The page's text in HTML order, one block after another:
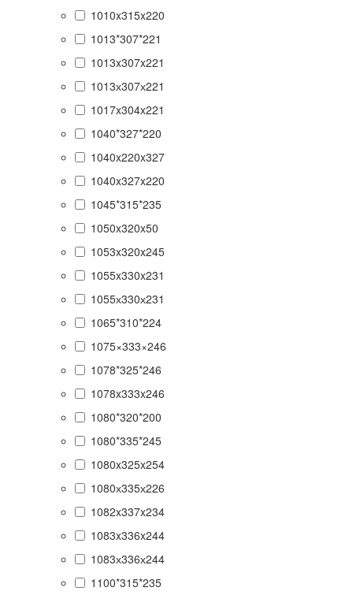
1010x315x220
1013*307*221
1013x307x221
1013х307х221
1017x304x221
1040*327*220
1040x220x327
1040x327x220
1045*315*235
1050x320x50
1053x320x245
1055x330x231
1055х330х231
1065*310*224
1075×333×246
1078*325*246
1078x333x246
1080*320*200
1080*335*245
1080x325x254
1080х335х226
1082x337x234
1083x336x244
1083х336х244
1100*315*235